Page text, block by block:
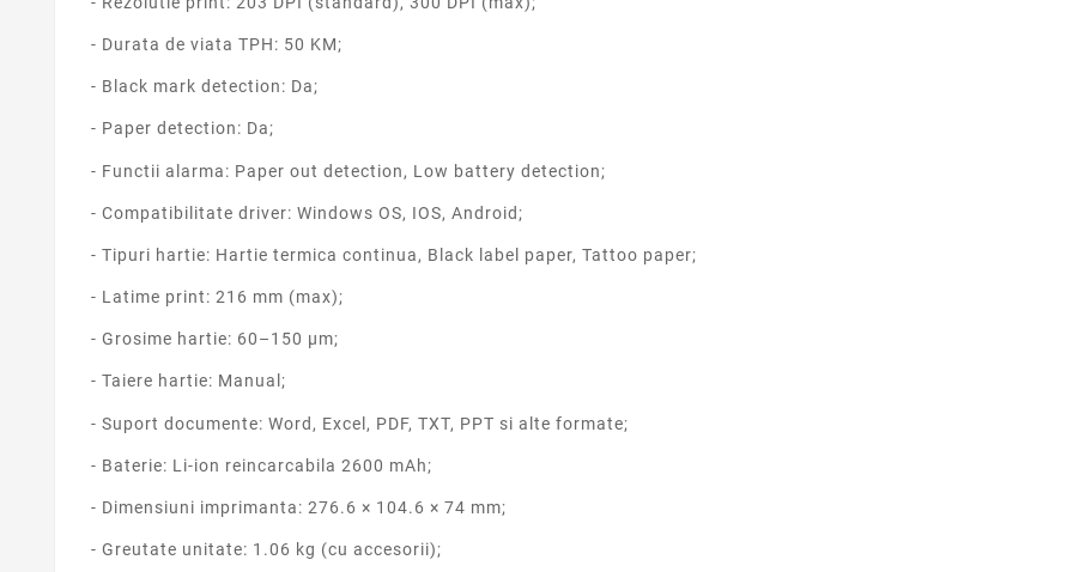
- Durata de viata TPH: 50 KM;
- Black mark detection: Da;
- Paper detection: Da;
- Functii alarma: Paper out detection, Low battery detection;
- Compatibilitate driver: Windows OS, IOS, Android;
- Tipuri hartie: Hartie termica continua, Black label paper, Tattoo paper;
- Latime print: 216 mm (max);
- Grosime hartie: 60–150 μm;
- Taiere hartie: Manual;
- Suport documente: Word, Excel, PDF, TXT, PPT si alte formate;
- Baterie: Li-ion reincarcabila 2600 mAh;
- Dimensiuni imprimanta: 276.6 × 104.6 × 74 mm;
- Greutate unitate: 1.06 kg (cu accesorii);